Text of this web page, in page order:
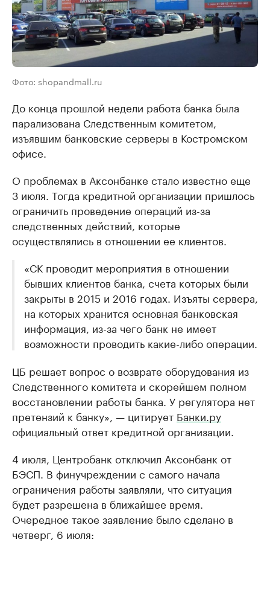
Фото: shopandmall.ru
До конца прошлой недели работа банка была
парализована Следственным комитетом,
изъявшим банковские серверы в Костромском
офисе.
О проблемах в Аксонбанке стало известно еще
3 июля. Тогда кредитной организации пришлось
ограничить проведение операций из-за
следственных действий, которые
осуществлялись в отношении ее клиентов.
«СК проводит мероприятия в отношении
бывших клиентов банка, счета которых были
закрыты в 2015 и 2016 годах. Изъяты сервера,
на которых хранится основная банковская
информация, из-за чего банк не имеет
возможности проводить какие-либо операции.
ЦБ решает вопрос о возврате оборудования из
Следственного комитета и скорейшем полном
восстановлении работы банка. У регулятора нет
претензий к банку», — цитирует Банки.ру
официальный ответ кредитной организации.
4 июля, Центробанк отключил Аксонбанк от
БЭСП. В финучреждении с самого начала
ограничения работы заявляли, что ситуация
будет разрешена в ближайшее время.
Очередное такое заявление было сделано в
четверг, 6 июля: